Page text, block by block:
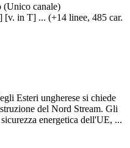
(Unico canale)
in T] ... (+14 linee, 485 car.
Esteri ungherese si chiede
del Nord Stream. Gli
energetica dell'UE, ...